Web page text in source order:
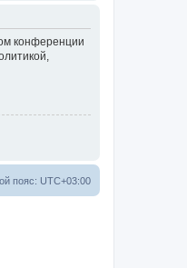
конференции
пояс: UTC+03:00